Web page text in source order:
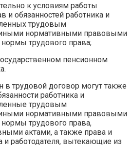
к условиям работы
и обязанностей работника и
трудовым
иными нормативными правовыми
трудового права;
пенсионном
в трудовой договор могут также
работника и
трудовым
иными нормативными правовыми
трудового права,
актами, а также права и
и работодателя, вытекающие из